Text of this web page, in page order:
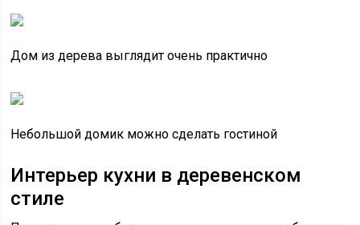
Дом из дерева выглядит очень практично
Небольшой домик можно сделать гостиной
Интерьер кухни в деревенском
стиле